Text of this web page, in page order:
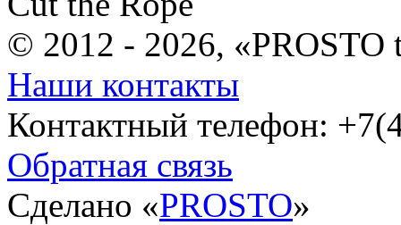
© 2012 - 2026, «PROSTO
Наши контакты
Контактный телефон:
Обратная связь
Сделано «PROSTO»